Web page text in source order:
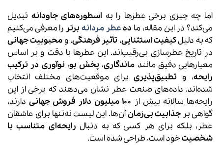
اما چه چیزی برخی عطرها را به اسطوره‌های جاودانه تبدیل
می‌کند؟ در این مقاله، ما دهعطر مردانهبرتر را معرفی می‌کنیم
که به دلیلکیفیت استثنایی، تأثیر فرهنگی، و محبوبیت جهانی
در تاریخ عطرسازی بی‌رقیب‌اند. این عطرها با دقت و بر اساس
معیارهایی دقیق مانند ماندگاری، پخش بو،نوآوری در ترکیب
رایحه، و تطبیق‌پذیریبرای موقعیت‌های مختلف انتخاب
شده‌اند. داده‌های صنعت عطر نشان می‌دهند که برخی از این
رایحه‌ها سالانه بیش از ۱۰۰ میلیون دلار فروش جهانی
دارند،
گواهی بر جذابیت بی‌زمانآن‌ها. این لیست نه‌تنها برای عاشقان
عطر، بلکه برای هر کسی که به دنبال رایحه‌ای متناسب با
شخصیتخود است، طراحی شده است.